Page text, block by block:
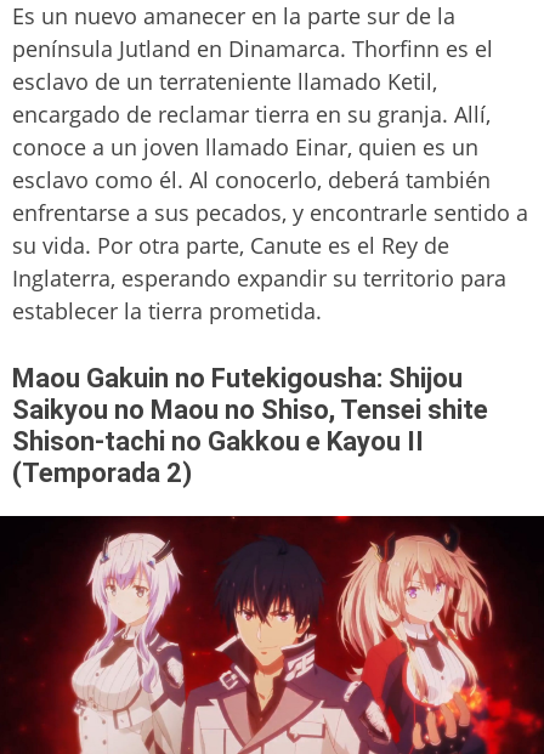
Es un nuevo amanecer en la parte sur de la
península Jutland en Dinamarca. Thorfinn es el
esclavo de un terrateniente llamado Ketil,
encargado de reclamar tierra en su granja. Allí,
conoce a un joven llamado Einar, quien es un
esclavo como él. Al conocerlo, deberá también
enfrentarse a sus pecados, y encontrarle sentido a
su vida. Por otra parte, Canute es el Rey de
Inglaterra, esperando expandir su territorio para
establecer la tierra prometida.
Maou Gakuin no Futekigousha: Shijou
Saikyou no Maou no Shiso, Tensei shite
Shison-tachi no Gakkou e Kayou II
(Temporada 2)